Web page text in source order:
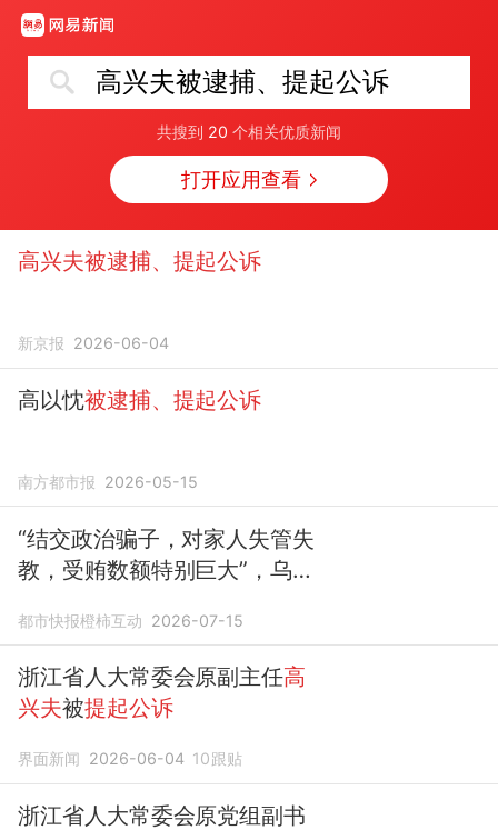
高兴夫被逮捕、提起公诉
共搜到 20 个相关优质新闻
打开应用查看
高兴夫被逮捕、提起公诉
新京报 2026-06-04
高以忱被逮捕、提起公诉
南方都市报 2026-05-15
“结交政治骗子，对家人失管失
教，受贿数额特别巨大”，乌兰
都市快报橙柿互动 2026-07-15
浙江省人大常委会原副主任高
兴夫被提起公诉
界面新闻 2026-06-04 10跟贴
浙江省人大常委会原党组副书